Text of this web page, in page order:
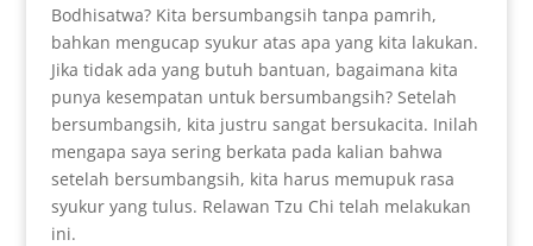
Bodhisatwa? Kita bersumbangsih tanpa pamrih,
bahkan mengucap syukur atas apa yang kita lakukan.
Jika tidak ada yang butuh bantuan, bagaimana kita
punya kesempatan untuk bersumbangsih? Setelah
bersumbangsih, kita justru sangat bersukacita. Inilah
mengapa saya sering berkata pada kalian bahwa
setelah bersumbangsih, kita harus memupuk rasa
syukur yang tulus. Relawan Tzu Chi telah melakukan
ini.